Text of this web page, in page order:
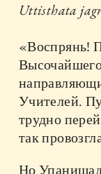
Uttisthata
«Воспрянь!
Учителей.
трудно
так
Но